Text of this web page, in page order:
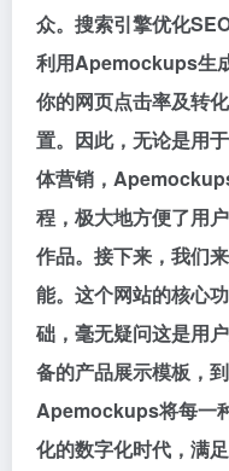
众。搜索引擎优化
利用Apemockups生
你的网页点击率及转
置。因此，无论是用
体营销，
程，极大地方便了用
作品。接下来，我们
能。这个网站的核心
础，毫无疑问这是用
备的产品展示模板，
Apemockups将每一
化的数字化时代，满